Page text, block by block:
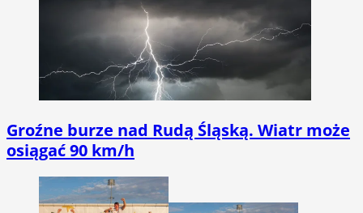
Groźne burze nad Rudą Śląską. Wiatr może
osiągać 90 km/h